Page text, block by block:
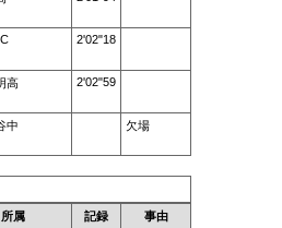
2'02"18
高 2'02"59
中 欠場
所属 記録
事由